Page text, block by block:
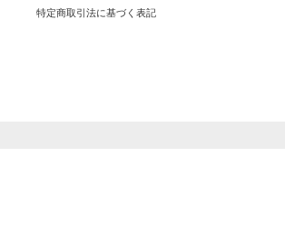
特定商取引法に基づく表記